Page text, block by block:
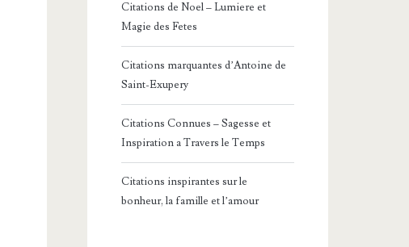
Citations de Noel – Lumiere et
Magie des Fetes
Citations marquantes d’Antoine de
Saint-Exupery
Citations Connues – Sagesse et
Inspiration a Travers le Temps
Citations inspirantes sur le
bonheur, la famille et l’amour